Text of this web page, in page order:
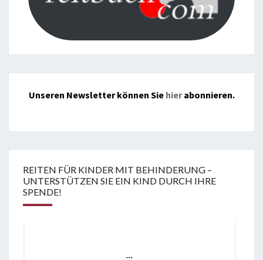
Unseren Newsletter können Sie hierabonnieren.
REITEN FÜR KINDER MIT BEHINDERUNG –
UNTERSTÜTZEN SIE EIN KIND DURCH IHRE
SPENDE!